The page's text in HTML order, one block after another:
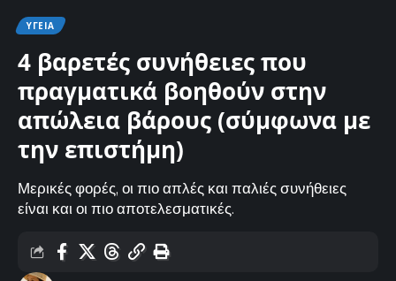
ΥΓΕΊΑ
4 βαρετές συνήθειες που
πραγματικά βοηθούν στην
απώλεια βάρους (σύμφωνα με
την επιστήμη)
Μερικές φορές, οι πιο απλές και παλιές συνήθειες
είναι και οι πιο αποτελεσματικές.